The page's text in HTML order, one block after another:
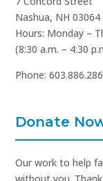
Nashua, NH 03064
Hours: Monday –
(8:30 a.m. – 4:30
Phone:
Donate
Our work to help